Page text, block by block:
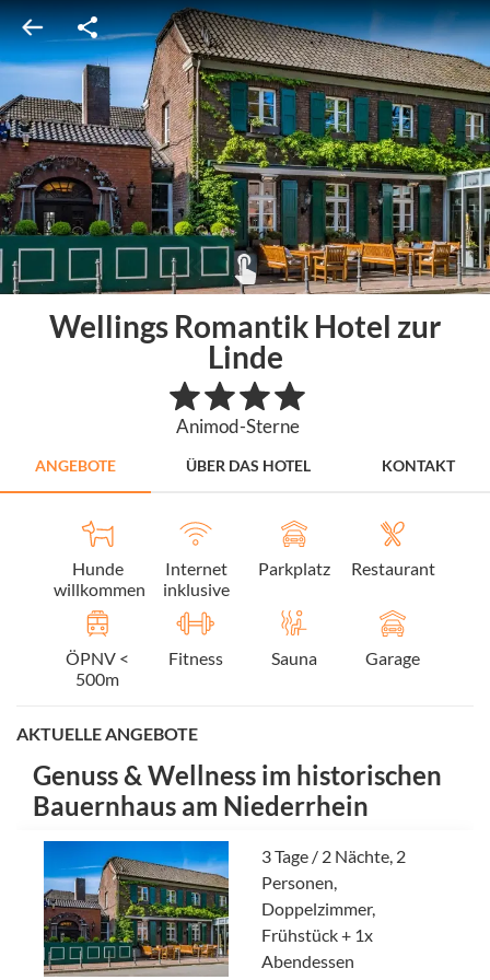
Wellings Romantik Hotel zur
Linde
Animod-Sterne
ANGEBOTE ÜBER DAS HOTEL KONTAKT
Hunde
willkommen
Internet
inklusive
Parkplatz Restaurant
ÖPNV <
500m
Fitness Sauna Garage
AKTUELLE ANGEBOTE
Genuss & Wellness im historischen
Bauernhaus am Niederrhein
3 Tage / 2 Nächte, 2
Personen,
Doppelzimmer,
Frühstück + 1x
Abendessen